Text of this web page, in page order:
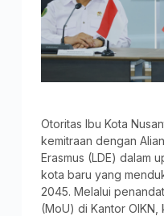
Otoritas Ibu Kota
kemitraan dengan
Erasmus (LDE) dalam
kota baru yang
2045. Melalui
(MoU) di Kantor OIKN,